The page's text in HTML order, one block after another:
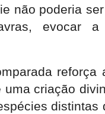
não poderia
evocar
reforça
criação
distintas